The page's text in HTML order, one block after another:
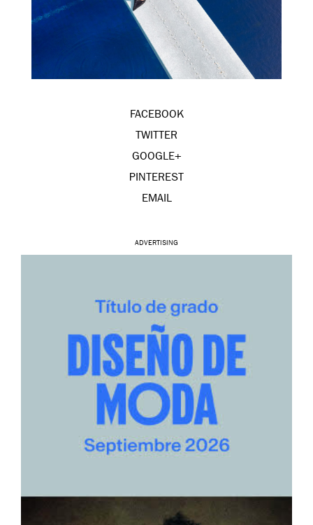
FACEBOOK
TWITTER
GOOGLE+
PINTEREST
EMAIL
ADVERTISING